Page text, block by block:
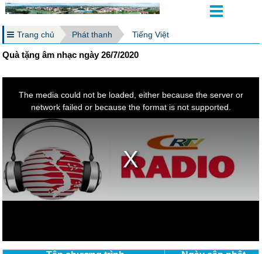
Trang chủ Phát thanh Tiếng Việt
Quà tặng âm nhạc ngày 26/7/2020